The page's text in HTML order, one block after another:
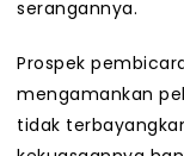
serangannya.
Prospek
mengamankan
tidak